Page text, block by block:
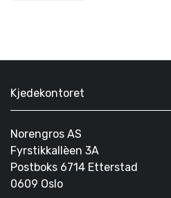
Kjedekontoret
Norengros AS
Fyrstikkallèen 3A
Postboks 6714 Etterstad
0609 Oslo